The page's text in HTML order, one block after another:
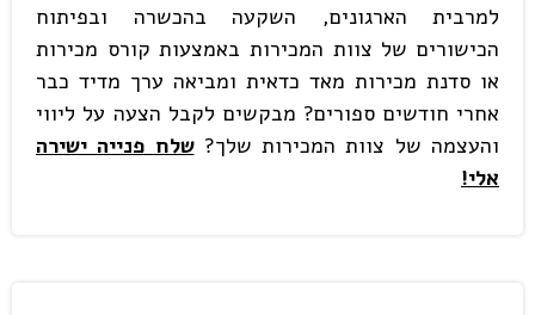
למרבית הארגונים, השקעה בהכשרה ובפיתוח
הכישורים של צוות המכירות באמצעות קורס מכירות
או סדנת מכירות מאד כדאית ומביאה ערך מדיד כבר
אחרי חודשים ספורים? מבקשים לקבל הצעה על ליווי
והעצמה של צוות המכירות שלך? שלח פנייה ישירה
אלי!